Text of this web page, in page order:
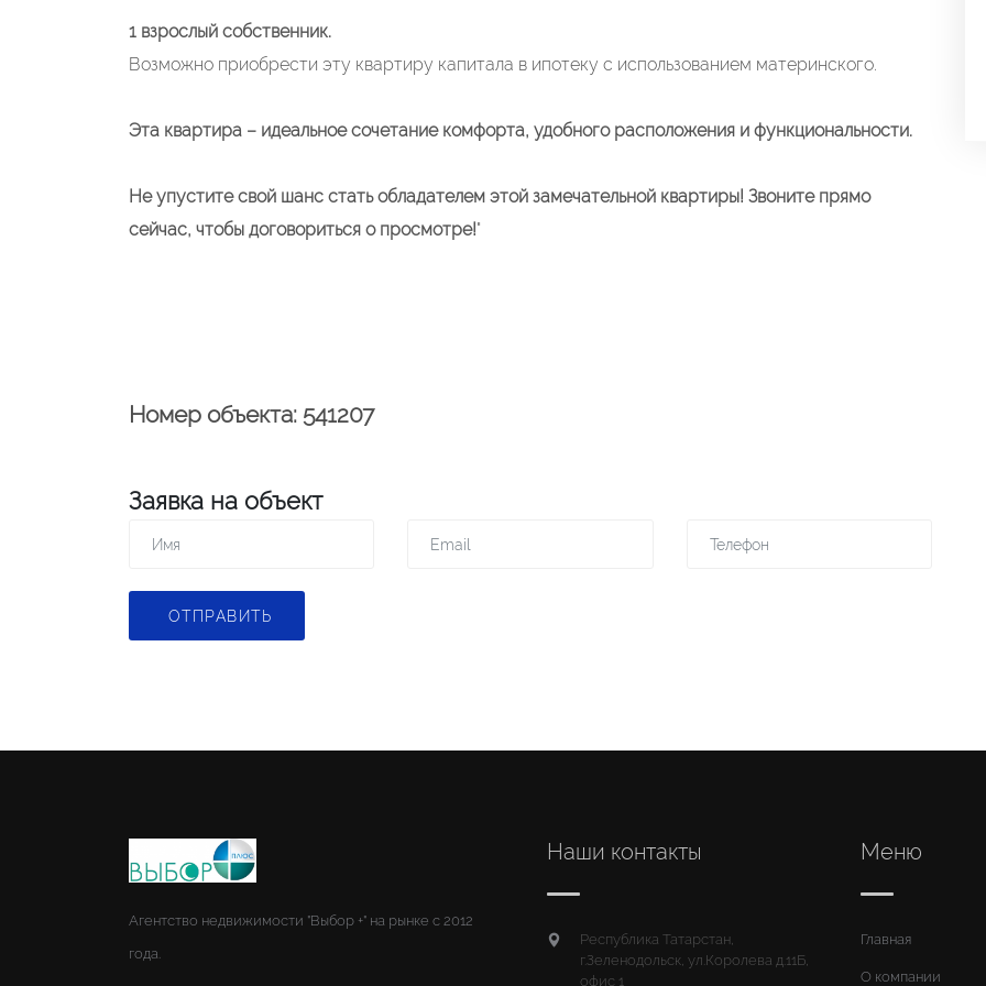
1 взрослый собственник.
Возможно приобрести эту квартиру капитала в ипотеку с использованием материнского.
Эта квартира – идеальное сочетание комфорта, удобного расположения и функциональности.
Не упустите свой шанс стать обладателем этой замечательной квартиры! Звоните прямо
сейчас, чтобы договориться о просмотре!"
Номер объекта: 541207
Заявка на объект
ОТПРАВИТЬ
Агентство недвижимости "Выбор +" на рынке с 2012
года.
Наши контакты
Республика Татарстан,
г.Зеленодольск, ул.Королева д.11Б,
офис 1
Меню
Главная
О компании